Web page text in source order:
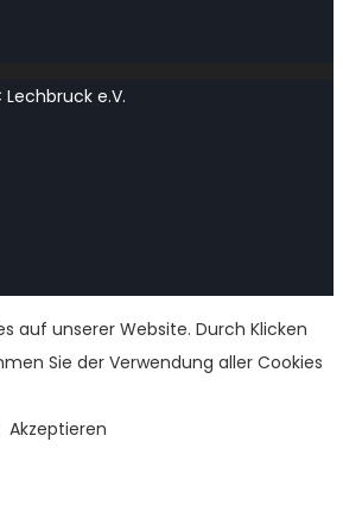
e.V.
auf unserer Website. Durch Klicken
Sie der Verwendung aller Cookies
Akzeptieren